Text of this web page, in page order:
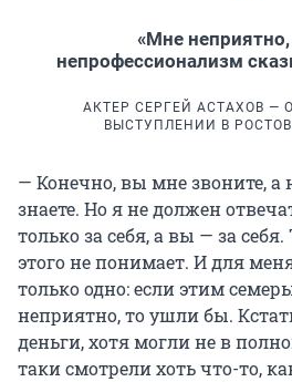
«Мне неприятно,
непрофессионализм
АКТЕР СЕРГЕЙ АСТАХОВ —
ВЫСТУПЛЕНИИ В
— Конечно, вы мне звоните, а
знаете. Но я не должен
только за себя, а вы — за
этого не понимает. И для
только одно: если этим
неприятно, то ушли бы.
деньги, хотя могли не в
таки смотрели хоть что-то,